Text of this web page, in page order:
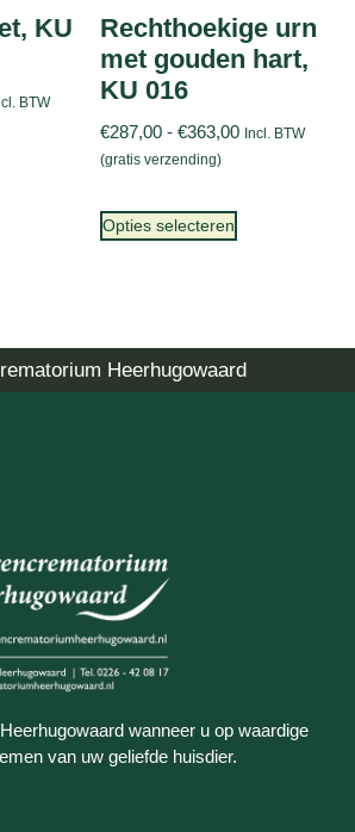
KU
BTW
Rechthoekige urn
met gouden hart,
KU 016
€287,00 - €363,00 Incl. BTW
(gratis verzending)
Opties selecteren
Heerhugowaard
wanneer u op waardige
van uw geliefde huisdier.